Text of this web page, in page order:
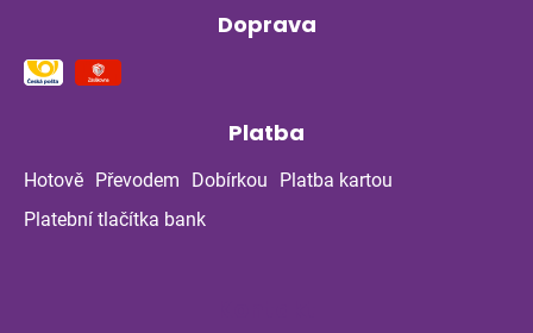
Doprava
Platba
Hotově Převodem Dobírkou
Platba kartou
Platební tlačítka bank